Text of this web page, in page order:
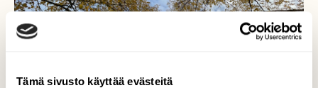
Tämä sivusto käyttää evästeitä